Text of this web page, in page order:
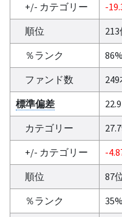
+/- カテゴリー
-
順位
％ランク
86%
ファンド数
標準偏差
カテゴリー
+/- カテゴリー
-
順位
87
％ランク
35%